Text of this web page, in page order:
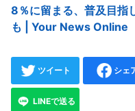
8％に留まる、普及目指
も | Your News Online
ツイート シェ
LINEで送る